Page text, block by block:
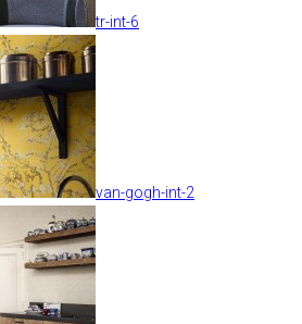
tr-int-6
van-gogh-int-2